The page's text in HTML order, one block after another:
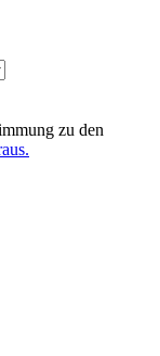
zu den